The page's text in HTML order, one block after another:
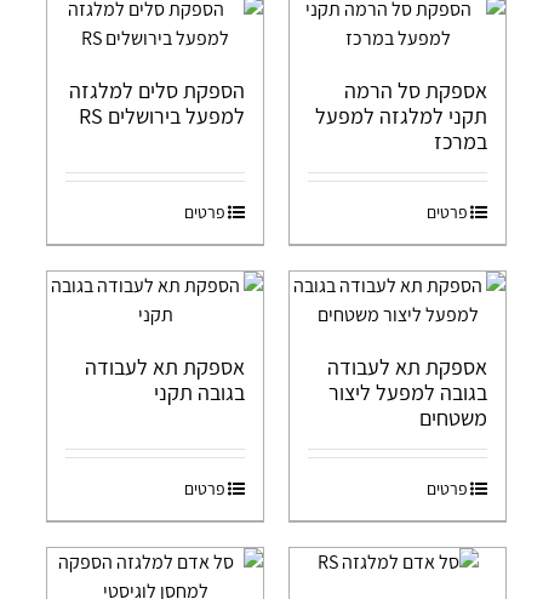
אספקת סל הרמה
תקני למלגזה למפעל
במרכז
פרטים
הספקת סלים למלגזה
למפעל בירושלים RS
פרטים
אספקת תא לעבודה
בגובה למפעל ליצור
משטחים
פרטים
אספקת תא לעבודה
בגובה תקני
פרטים